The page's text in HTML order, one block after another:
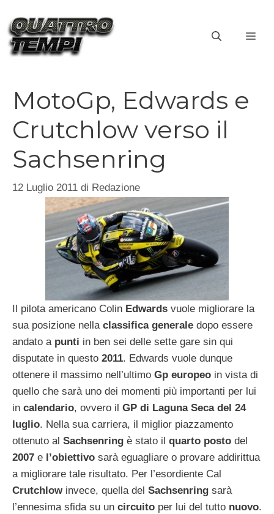
contenuto
MotoGp, Edwards e
Crutchlow verso il
Sachsenring
12 Luglio 2011 di Redazione
Il pilota americano Colin Edwards vuole migliorare la
sua posizione nella classifica generale dopo essere
andato a punti in ben sei delle sette gare sin qui
disputate in questo 2011. Edwards vuole dunque
ottenere il massimo nell’ultimo Gp europeo in vista di
quello che sarà uno dei momenti più importanti per lui
in calendario, ovvero il GP di Laguna Seca del 24
luglio. Nella sua carriera, il miglior piazzamento
ottenuto al Sachsenring è stato il quarto posto del
2007 e l’obiettivo sarà eguagliare o provare addirittua
a migliorare tale risultato. Per l’esordiente Cal
Crutchlow invece, quella del Sachsenring sarà
l’ennesima sfida su un circuito per lui del tutto nuovo.